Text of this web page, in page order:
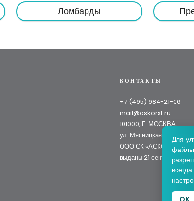
Ломбарды
КОНТАКТЫ
+7 (495) 984-21-06
mail@askorst.ru
101000, Г. МОСКВА,
ул. Мясницкая, д. 46, стр.
ООО СК «АСКОР»
выданы 21 сентября
Для
файлы
OK